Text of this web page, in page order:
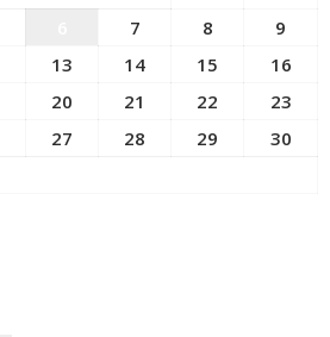
7 8
9
13 14 15
16
20 21 22
23
27 28 29
30